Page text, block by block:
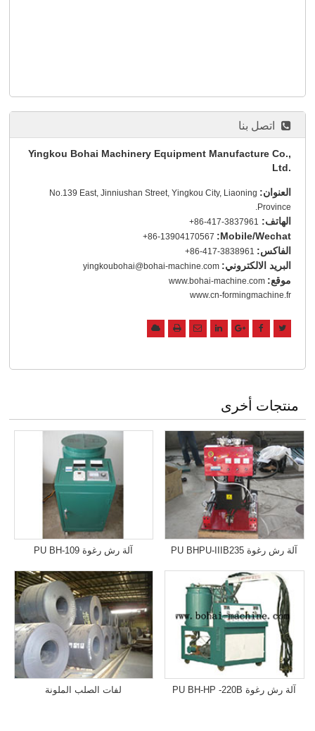
اتصل بنا
Yingkou Bohai Machinery Equipment Manufacture Co.,
Ltd.
العنوان: No.139 East, Jinniushan Street, Yingkou City, Liaoning
Province.
الهاتف: +86-417-3837961
Mobile/Wechat:
+86-13904170567
الفاكس: +86-417-3838961
البريد الالكتروني: yingkoubohai@bohai-machine.com
موقع: www.bohai-machine.com
www.cn-formingmachine.fr
منتجات أخرى
آلة رش رغوة PU BHPU-IIIB235 آلة رش رغوة PU BH-109
آلة رش رغوة PU BH-HP -220B لفات الصلب الملونة